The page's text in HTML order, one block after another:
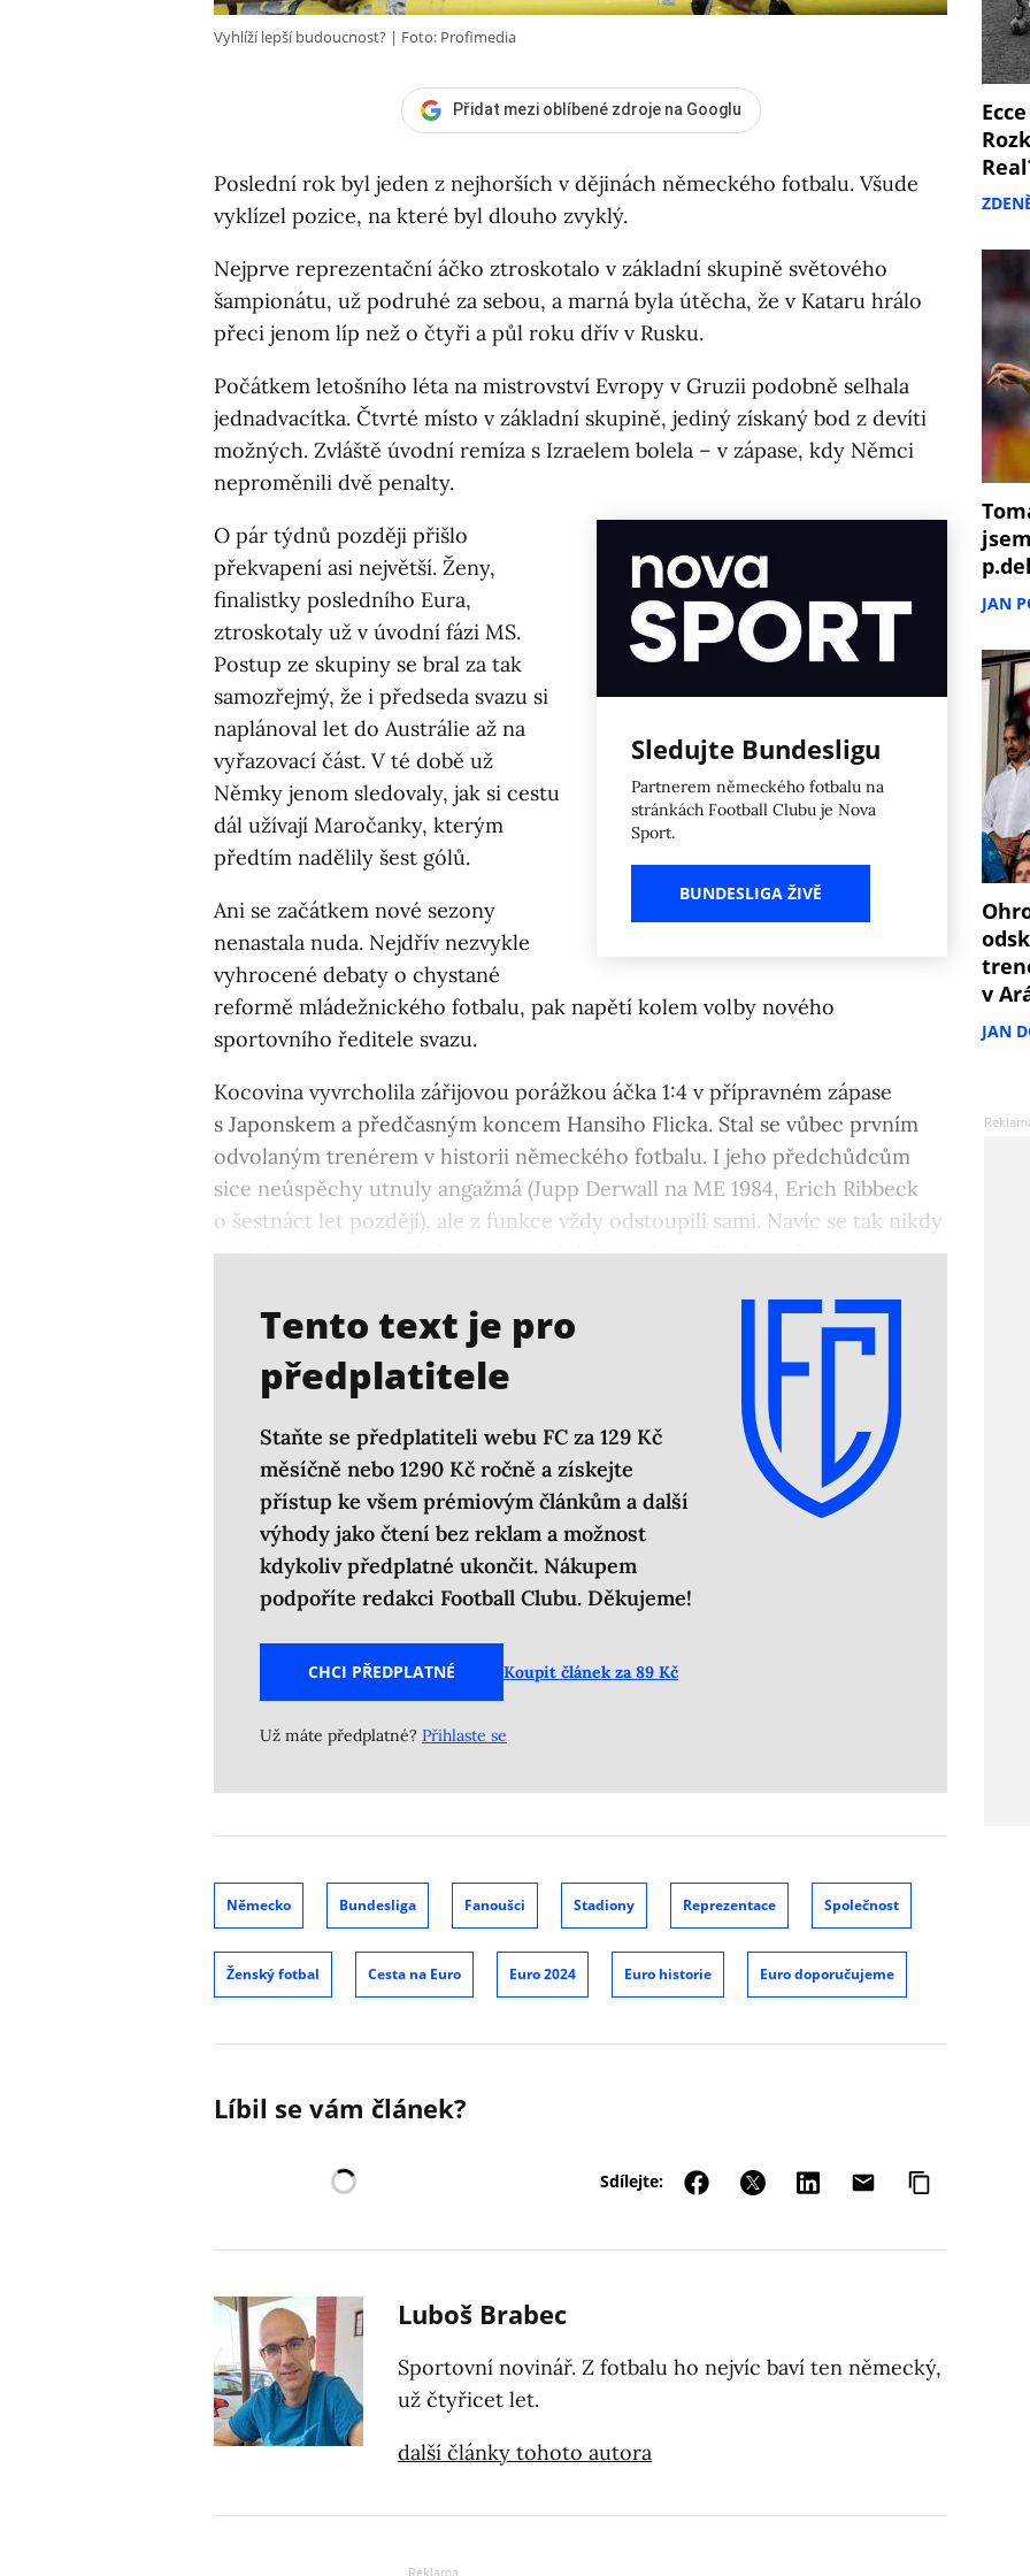
Vyhlíží lepší budoucnost? Foto: Profimedia
Přidat mezi oblíbené zdroje na Googlu
Poslední rok byl jeden z nejhorších v dějinách německého fotbalu. Všude
vyklízel pozice, na které byl dlouho zvyklý.
Nejprve reprezentační áčko ztroskotalo v základní skupině světového
šampionátu, už podruhé za sebou, a marná byla útěcha, že v Kataru hrálo
přeci jenom líp než o čtyři a půl roku dřív v Rusku.
Počátkem letošního léta na mistrovství Evropy v Gruzii podobně selhala
jednadvacítka. Čtvrté místo v základní skupině, jediný získaný bod z devíti
možných. Zvláště úvodní remíza s Izraelem bolela – v zápase, kdy Němci
neproměnili dvě penalty.
Sledujte Bundesligu
Partnerem německého fotbalu na
stránkách Football Clubu je Nova
Sport.
BUNDESLIGA ŽIVĚ
O pár týdnů později přišlo
překvapení asi největší. Ženy,
finalistky posledního Eura,
ztroskotaly už v úvodní fázi MS.
Postup ze skupiny se bral za tak
samozřejmý, že i předseda svazu si
naplánoval let do Austrálie až na
vyřazovací část. V té době už
Němky jenom sledovaly, jak si cestu
dál užívají Maročanky, kterým
předtím nadělily šest gólů.
Ani se začátkem nové sezony
nenastala nuda. Nejdřív nezvykle
vyhrocené debaty o chystané
reformě mládežnického fotbalu, pak napětí kolem volby nového
sportovního ředitele svazu.
Kocovina vyvrcholila zářijovou porážkou áčka 1:4 v přípravném zápase
s Japonskem a předčasným koncem Hansiho Flicka. Stal se vůbec prvním
odvolaným trenérem v historii německého fotbalu. I jeho předchůdcům
sice neúspěchy utnuly angažmá (Jupp Derwall na ME 1984, Erich Ribbeck
o šestnáct let později), ale z funkce vždy odstoupili sami. Navíc se tak nikdy
nestalo v reprezentační pauze, mezi dvěma zápasy. To je možná i světový
Tento text je pro
předplatitele
Staňte se předplatiteli webu FC za 129 Kč
měsíčně nebo 1290 Kč ročně a získejte
přístup ke všem prémiovým článkům a další
výhody jako čtení bez reklam a možnost
kdykoliv předplatné ukončit. Nákupem
podpoříte redakci Football Clubu. Děkujeme!
CHCI PŘEDPLATNÉ Koupit článek za 89 Kč
Už máte předplatné? Přihlaste se
Německo Bundesliga Fanoušci Stadiony Reprezentace Společnost
Ženský fotbal Cesta na Euro Euro 2024 Euro historie Euro doporučujeme
Líbil se vám článek?
Sdílejte:
Luboš Brabec
Sportovní novinář. Z fotbalu ho nejvíc baví ten německý,
už čtyřicet let.
další články tohoto autora
p.del
JAN
v
JAN